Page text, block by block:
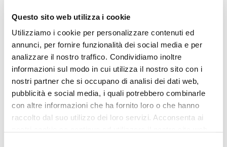
Questo sito web utilizza i cookie
Utilizziamo i cookie per personalizzare contenuti ed
annunci, per fornire funzionalità dei social media e per
analizzare il nostro traffico. Condividiamo inoltre
informazioni sul modo in cui utilizza il nostro sito con i
nostri partner che si occupano di analisi dei dati web,
pubblicità e social media, i quali potrebbero combinarle
con altre informazioni che ha fornito loro o che hanno
raccolto dal suo utilizzo dei loro servizi. Acconsenta ai
autunno sono attese anche le rappresentative di
Austria, Belgio, Bulgaria, Cipro, Croazia, Galles,
Irlanda, Inghilterra, Macedonia, Norvegia, Romania,
Scozia, Turchia, Ucraina e Ungheria.
Il numero complessivo di ospiti tra atleti, tecnici,
arbitri e giudici di gara è stimato in circa quasi un
migliaio di unità, alle quali si aggiungeranno anche
accompagnatori, familiari e appassionati della